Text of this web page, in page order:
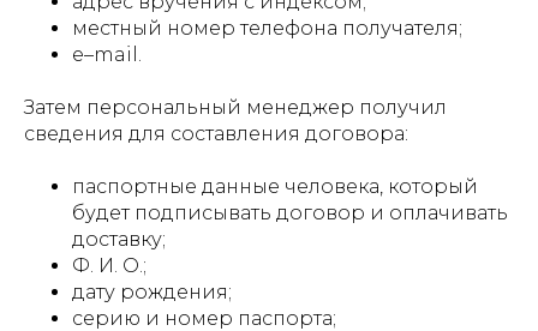
местный номер телефона получателя;
e–mail.
Затем персональный менеджер получил
сведения для составления договора:
паспортные данные человека, который
будет подписывать договор и оплачивать
доставку;
Ф. И. О.;
дату рождения;
серию и номер паспорта;